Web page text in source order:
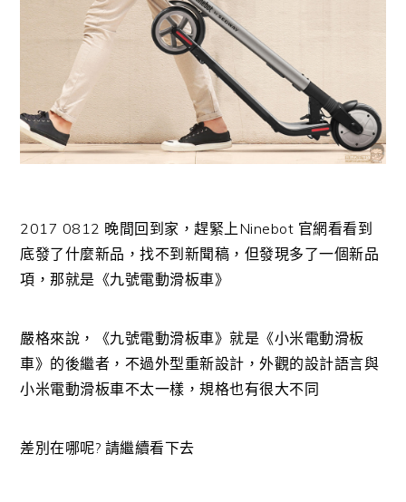
2017 0812 晚間回到家，趕緊上Ninebot 官網看看到
底發了什麼新品，找不到新聞稿，但發現多了一個新品
項，那就是《九號電動滑板車》
嚴格來說，《九號電動滑板車》就是《小米電動滑板
車》的後繼者，不過外型重新設計，外觀的設計語言與
小米電動滑板車不太一樣，規格也有很大不同
差別在哪呢? 請繼續看下去